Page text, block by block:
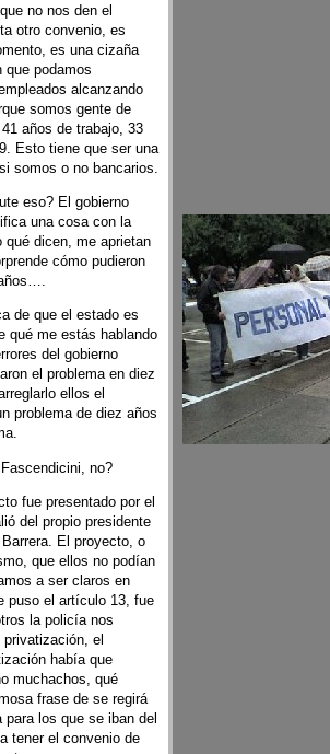
no nos den el
otro convenio, es
es una cizaña
que podamos
alcanzando
somos gente de
años de trabajo, 33
Esto tiene que ser una
somos o no bancarios.
eso? El gobierno
una cosa con la
dicen, me aprietan
cómo pudieron
de que el estado es
qué me estás hablando
del gobierno
el problema en diez
ellos el
problema de diez años
no?
fue presentado por el
del propio presidente
El proyecto, o
que ellos no podían
a ser claros en
puso el artículo 13, fue
la policía nos
el
había que
muchachos, qué
frase de se regirá
los que se iban del
tener el convenio de